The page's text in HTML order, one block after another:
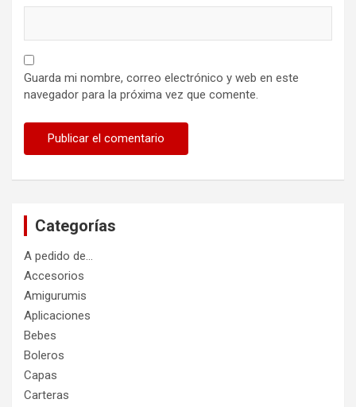
Guarda mi nombre, correo electrónico y web en este
navegador para la próxima vez que comente.
Categorías
A pedido de…
Accesorios
Amigurumis
Aplicaciones
Bebes
Boleros
Capas
Carteras